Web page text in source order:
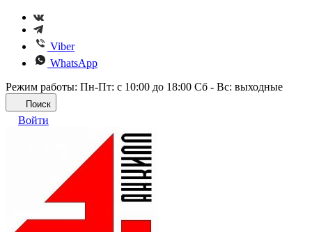
Viber
WhatsApp
Режим работы: Пн-Пт: с 10:00 до 18:00 Сб - Вс: выходные
Поиск
Войти